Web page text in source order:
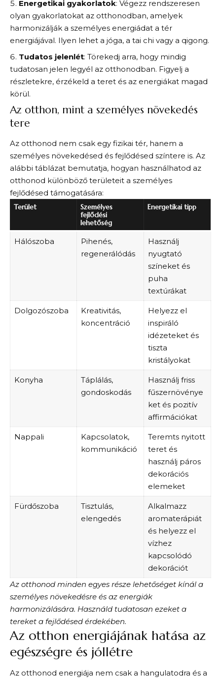
Energetikai gyakorlatok: Végezz rendszeresen
olyan gyakorlatokat az otthonodban, amelyek
harmonizálják a személyes energiádat a tér
energiájával. Ilyen lehet a jóga, a tai chi vagy a qigong.
Tudatos jelenlét: Törekedj arra, hogy mindig
tudatosan jelen legyél az otthonodban. Figyelj a
részletekre, érzékeld a teret és az energiákat magad
körül.
Az otthon, mint a személyes növekedés
tere
Az otthonod nem csak egy fizikai tér, hanem a
személyes növekedésed és fejlődésed színtere is. Az
alábbi táblázat bemutatja, hogyan használhatod az
otthonod különböző területeit a személyes
fejlődésed támogatására:
Terület
Személyes
fejlődési
lehetőség
Energetikai tipp
Hálószoba
Pihenés,
regenerálódás
Használj
nyugtató
színeket és
puha
textúrákat
Dolgozószoba
Kreativitás,
koncentráció
Helyezz el
inspiráló
idézeteket és
tiszta
kristályokat
Konyha
Táplálás,
gondoskodás
Használj friss
fűszernövénye
ket és pozitív
affirmációkat
Nappali
Kapcsolatok,
kommunikáció
Teremts nyitott
teret és
használj páros
dekorációs
elemeket
Fürdőszoba
Tisztulás,
elengedés
Alkalmazz
aromaterápiát
és helyezz el
vízhez
kapcsolódó
dekorációt
Az otthonod minden egyes része lehetőséget kínál a
személyes növekedésre és az energiák
harmonizálására. Használd tudatosan ezeket a
tereket a fejlődésed érdekében.
Az otthon energiájának hatása az
egészségre és jóllétre
Az otthonod energiája nem csak a hangulatodra és a